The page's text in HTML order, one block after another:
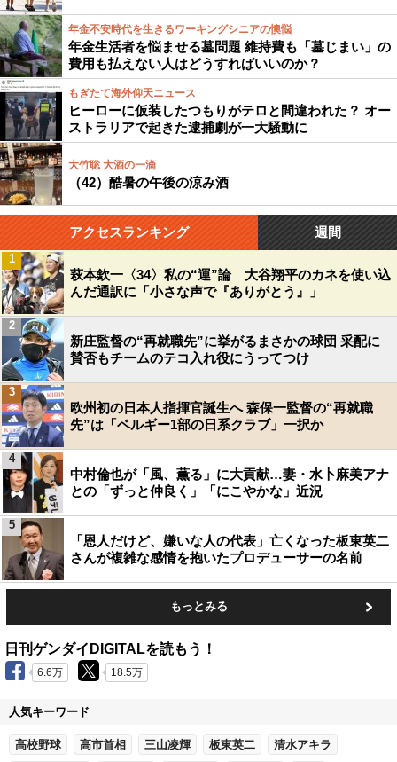
年金不安時代を生きるワーキングシニアの懊悩
年金生活者を悩ませる墓問題 維持費も「墓じまい」の
費用も払えない人はどうすればいいのか？
もぎたて海外仰天ニュース
ヒーローに仮装したつもりがテロと間違われた？ オー
ストラリアで起きた逮捕劇が一大騒動に
大竹聡 大酒の一滴
（42）酷暑の午後の涼み酒
アクセスランキング 週間
萩本欽一〈34〉私の“運”論 大谷翔平のカネを使い込
んだ通訳に「小さな声で『ありがとう』」
1
新庄監督の“再就職先”に挙がるまさかの球団 采配に
賛否もチームのテコ入れ役にうってつけ
2
欧州初の日本人指揮官誕生へ 森保一監督の“再就職
先”は「ベルギー1部の日系クラブ」一択か
3
中村倫也が「風、薫る」に大貢献…妻・水卜麻美アナ
との「ずっと仲良く」「にこやかな」近況
4
「恩人だけど、嫌いな人の代表」亡くなった板東英二
さんが複雑な感情を抱いたプロデューサーの名前
5
もっとみる
日刊ゲンダイDIGITALを読もう！
6.6万 18.5万
人気キーワード
高校野球 高市首相 三山凌輝 板東英二 清水アキラ